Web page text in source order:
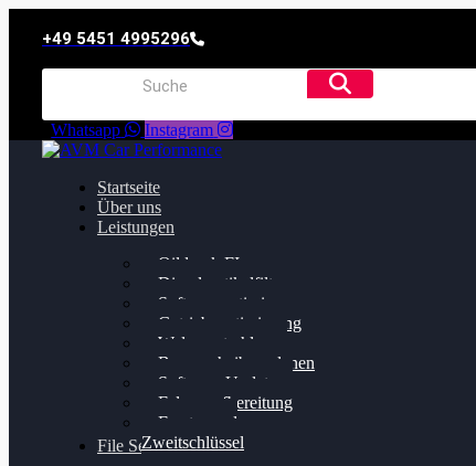
+49 5451 4995296
Whatsapp Instagram
Startseite
Über uns
Leistungen
Oildruck FIx
Dieselpartikelfilter
Softwareoptimierung
Getriebeoptimierung
Walnussstrahlen
Bremsscheiben planen
Software Update
Felgenaufbereitung
Ersatz- und
Zweitschlüssel
File Service